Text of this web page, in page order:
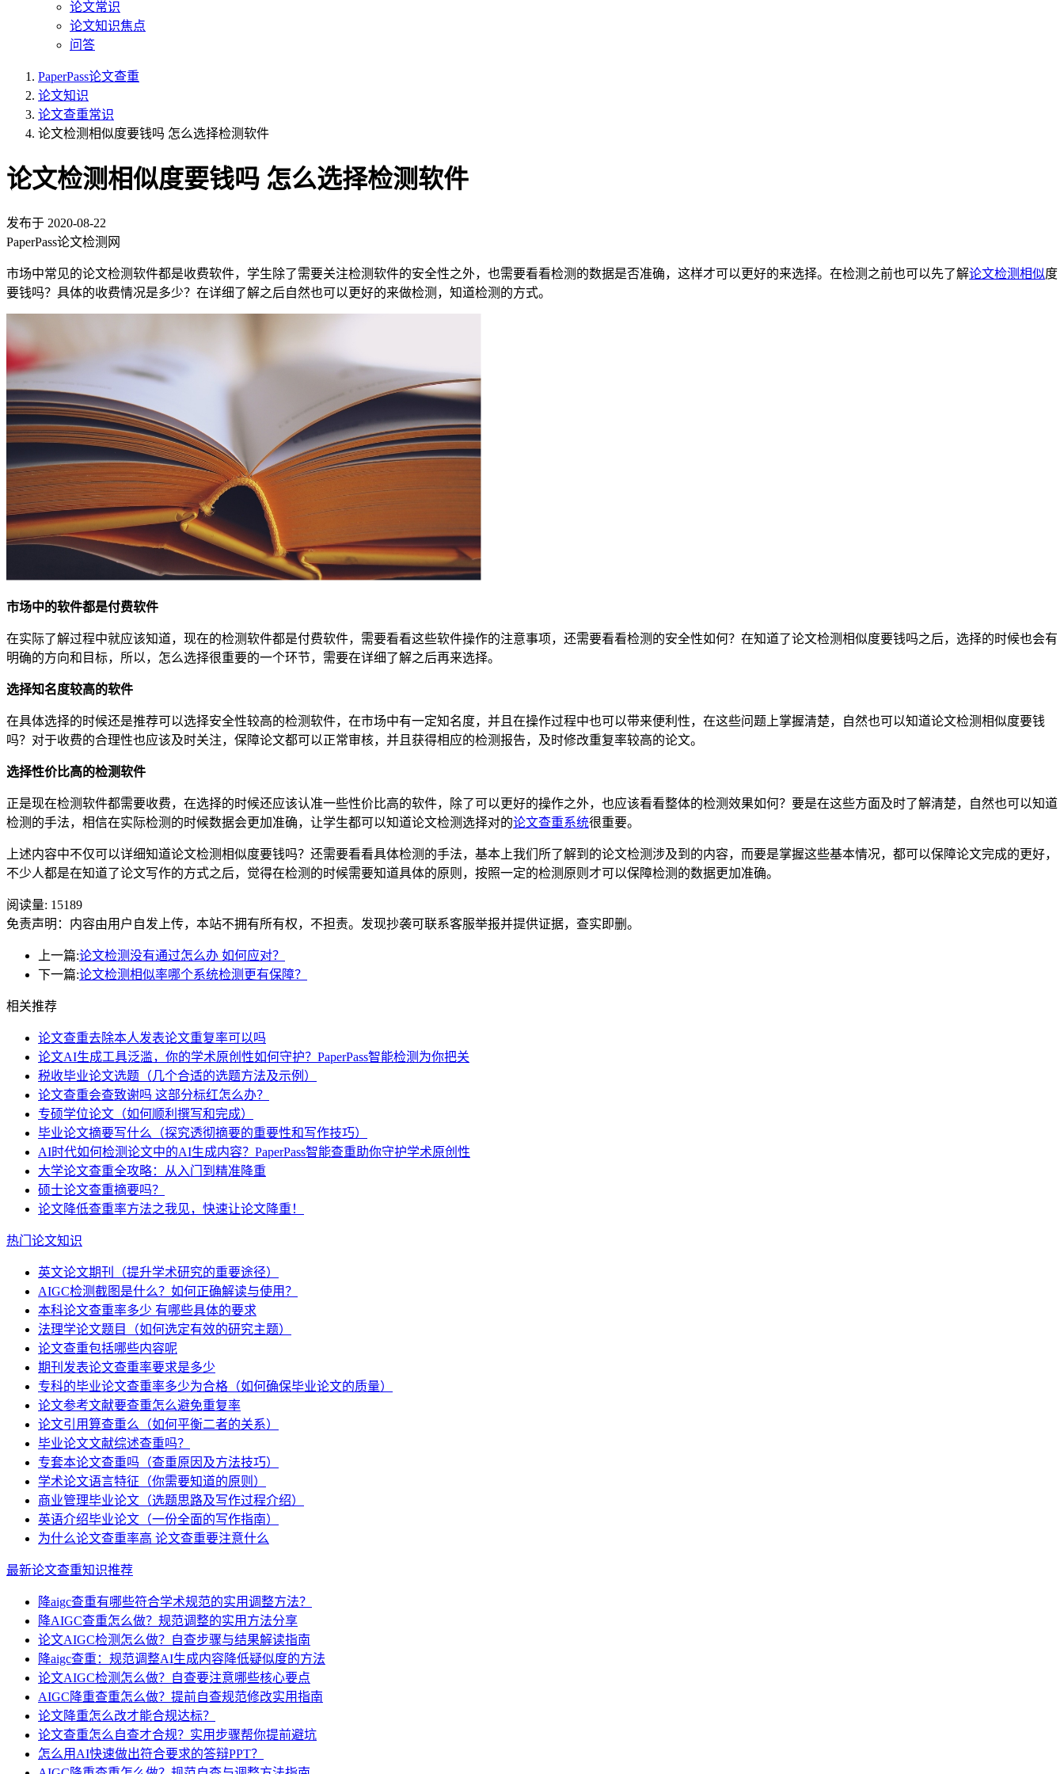
论文常识
论文知识焦点
问答
PaperPass论文查重
论文知识
论文查重常识
论文检测相似度要钱吗 怎么选择检测软件
论文检测相似度要钱吗 怎么选择检测软件
发布于 2020-08-22
PaperPass论文检测网
市场中常见的论文检测软件都是收费软件，学生除了需要关注检测软件的安全性之外，也需要看看检测的数据是否准确，这样才可以更好的来选择。在检测之前也可以先了解论文检测相似度
要钱吗？具体的收费情况是多少？在详细了解之后自然也可以更好的来做检测，知道检测的方式。
市场中的软件都是付费软件
在实际了解过程中就应该知道，现在的检测软件都是付费软件，需要看看这些软件操作的注意事项，还需要看看检测的安全性如何？在知道了论文检测相似度要钱吗之后，选择的时候也会有
明确的方向和目标，所以，怎么选择很重要的一个环节，需要在详细了解之后再来选择。
选择知名度较高的软件
在具体选择的时候还是推荐可以选择安全性较高的检测软件，在市场中有一定知名度，并且在操作过程中也可以带来便利性，在这些问题上掌握清楚，自然也可以知道论文检测相似度要钱
吗？对于收费的合理性也应该及时关注，保障论文都可以正常审核，并且获得相应的检测报告，及时修改重复率较高的论文。
选择性价比高的检测软件
正是现在检测软件都需要收费，在选择的时候还应该认准一些性价比高的软件，除了可以更好的操作之外，也应该看看整体的检测效果如何？要是在这些方面及时了解清楚，自然也可以知道
检测的手法，相信在实际检测的时候数据会更加准确，让学生都可以知道论文检测选择对的论文查重系统很重要。
上述内容中不仅可以详细知道论文检测相似度要钱吗？还需要看看具体检测的手法，基本上我们所了解到的论文检测涉及到的内容，而要是掌握这些基本情况，都可以保障论文完成的更好，
不少人都是在知道了论文写作的方式之后，觉得在检测的时候需要知道具体的原则，按照一定的检测原则才可以保障检测的数据更加准确。
阅读量: 15189
免责声明：内容由用户自发上传，本站不拥有所有权，不担责。发现抄袭可联系客服举报并提供证据，查实即删。
上一篇:论文检测没有通过怎么办 如何应对？
下一篇:论文检测相似率哪个系统检测更有保障？
相关推荐
论文查重去除本人发表论文重复率可以吗
论文AI生成工具泛滥，你的学术原创性如何守护？PaperPass智能检测为你把关
税收毕业论文选题（几个合适的选题方法及示例）
论文查重会查致谢吗 这部分标红怎么办？
专硕学位论文（如何顺利撰写和完成）
毕业论文摘要写什么（探究透彻摘要的重要性和写作技巧）
AI时代如何检测论文中的AI生成内容？PaperPass智能查重助你守护学术原创性
大学论文查重全攻略：从入门到精准降重
硕士论文查重摘要吗？
论文降低查重率方法之我见，快速让论文降重！
热门论文知识
英文论文期刊（提升学术研究的重要途径）
AIGC检测截图是什么？如何正确解读与使用？
本科论文查重率多少 有哪些具体的要求
法理学论文题目（如何选定有效的研究主题）
论文查重包括哪些内容呢
期刊发表论文查重率要求是多少
专科的毕业论文查重率多少为合格（如何确保毕业论文的质量）
论文参考文献要查重怎么避免重复率
论文引用算查重么（如何平衡二者的关系）
毕业论文文献综述查重吗？
专套本论文查重吗（查重原因及方法技巧）
学术论文语言特征（你需要知道的原则）
商业管理毕业论文（选题思路及写作过程介绍）
英语介绍毕业论文（一份全面的写作指南）
为什么论文查重率高 论文查重要注意什么
最新论文查重知识推荐
降aigc查重有哪些符合学术规范的实用调整方法？
降AIGC查重怎么做？规范调整的实用方法分享
论文AIGC检测怎么做？自查步骤与结果解读指南
降aigc查重：规范调整AI生成内容降低疑似度的方法
论文AIGC检测怎么做？自查要注意哪些核心要点
AIGC降重查重怎么做？提前自查规范修改实用指南
论文降重怎么改才能合规达标？
论文查重怎么自查才合规？实用步骤帮你提前避坑
怎么用AI快速做出符合要求的答辩PPT？